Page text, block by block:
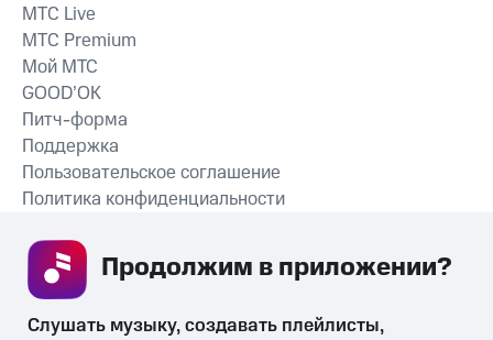
СКАЧАТЬ ПРИЛОЖЕНИЕ
MTС Live
MTС Premium
Мой МТС
GOOD’OK
Питч-форма
Поддержка
Пользовательское соглашение
Политика конфиденциальности
Слушать музыку, создавать плейлисты,